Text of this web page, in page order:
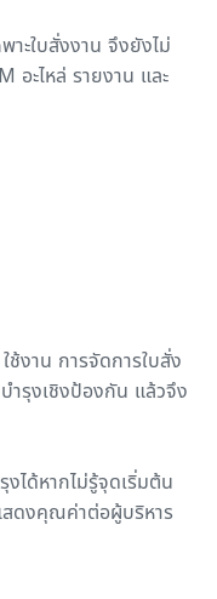
าะใบสั่งงาน จึงยังไม่
อะไหล่ รายงาน และ
ช้งาน การจัดการใบสั่ง
ำรุงเชิงป้องกัน แล้วจึง
ได้หากไม่รู้จุดเริ่มต้น
สดงคุณค่าต่อผู้บริหาร